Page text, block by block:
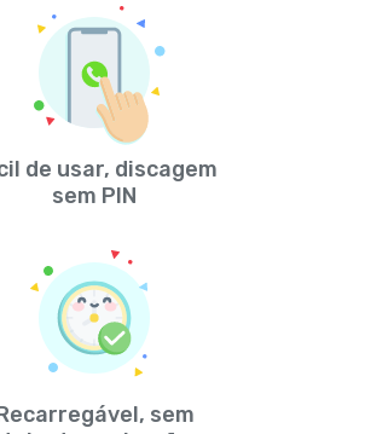
de usar, discagem
sem PIN
sem